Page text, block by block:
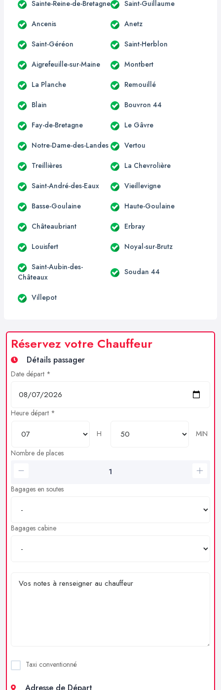
Sainte-Reine-de-Bretagne Saint-Guillaume
Ancenis Anetz
Saint-Géréon Saint-Herblon
Aigrefeuille-sur-Maine Montbert
La Planche Remouillé
Blain Bouvron 44
Fay-de-Bretagne Le Gâvre
Notre-Dame-des-Landes Vertou
Treillières La Chevrolière
Saint-André-des-Eaux Vieillevigne
Basse-Goulaine Haute-Goulaine
Châteaubriant Erbray
Louisfert Noyal-sur-Brutz
Saint-Aubin-des-
Châteaux
Soudan 44
Villepot
Réservez votre Chauffeur
Détails passager
Date départ *
Heure départ *
H
MIN
Nombre de places
Bagages en soutes
Bagages cabine
Taxi conventionné
Adresse de Départ